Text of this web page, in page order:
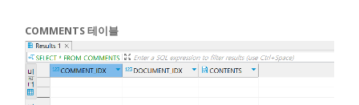
COMMENTS 테이블